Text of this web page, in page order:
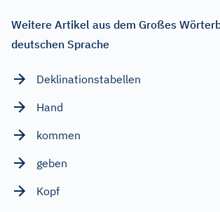
Weitere Artikel aus dem Großes
deutschen Sprache
Deklinationstabellen
Hand
kommen
geben
Kopf